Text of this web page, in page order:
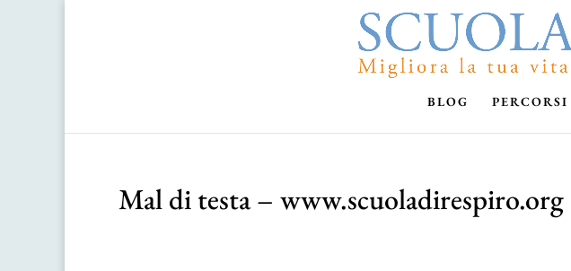
BLOG PERCORSI
Mal di testa – www.scuoladirespiro.org